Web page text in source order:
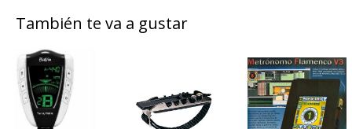
También te va a gustar